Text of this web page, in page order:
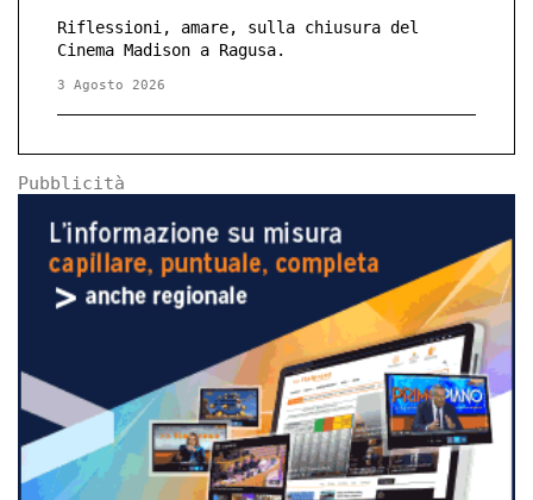
Riflessioni, amare, sulla chiusura del
Cinema Madison a Ragusa.
3 Agosto 2026
Pubblicità